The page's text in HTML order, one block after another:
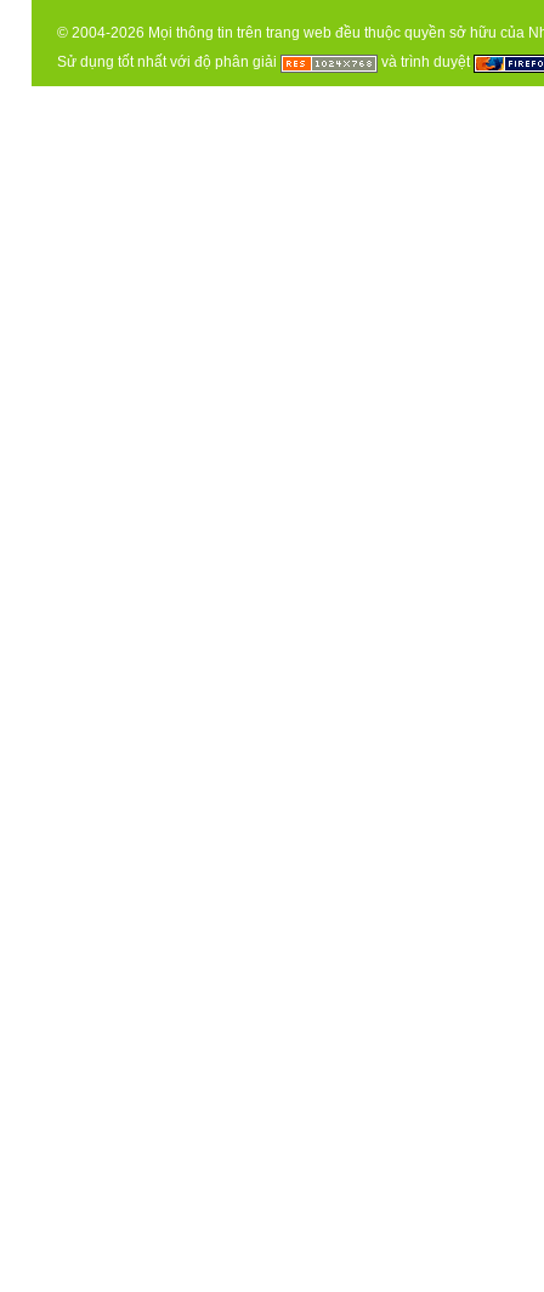
© 2004-2026 Mọi thông tin trên trang web đều thuộc quyền sở hữu của
Sử dụng tốt nhất với độ phân giải
và trình duyệt